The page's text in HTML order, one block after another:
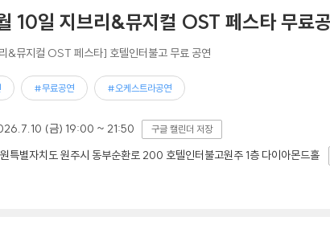
10일 지브리&뮤지컬 OST 페스타 무료
&뮤지컬 OST 페스타] 호텔인터불고 무료 공연
#무료공연 #오케스트라공연
(금) 19:00 ~ 21:50 구글 캘린더 저장
특별자치도 원주시 동부순환로 200 호텔인터불고원주 1층 다이아몬드홀